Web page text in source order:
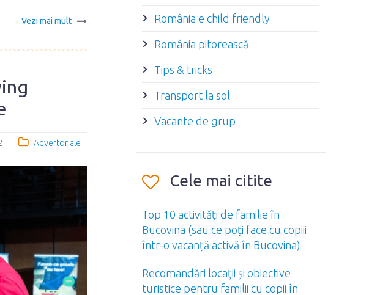
Vezi mai mult
Advertoriale
România e child friendly
România pitorească
Tips & tricks
Transport la sol
Vacante de grup
Cele mai citite
Top 10 activități de familie în
Bucovina (sau ce poți face cu copiii
într-o vacanță activă în Bucovina)
Recomandări locaţii și obiective
turistice pentru familii cu copii în